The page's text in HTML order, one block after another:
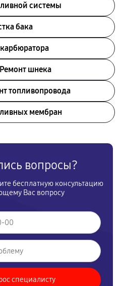
системы
бака
шнека
топливопровода
мембран
вопросы?
бесплатную консультацию
Вас вопросу